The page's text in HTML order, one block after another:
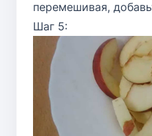
перемешивая,
Шаг 5: